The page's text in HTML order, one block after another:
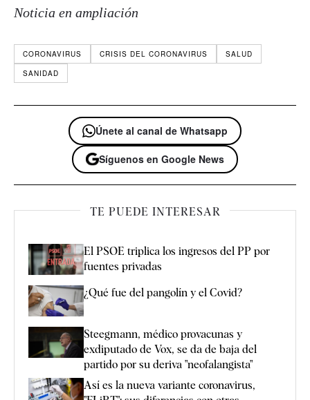
Noticia en ampliación
CORONAVIRUS CRISIS DEL CORONAVIRUS
SALUD
SANIDAD
Únete al canal de Whatsapp
Síguenos en Google News
TE PUEDE INTERESAR
El PSOE triplica los ingresos del PP por
fuentes privadas
¿Qué fue del pangolín y el Covid?
Steegmann, médico provacunas y
exdiputado de Vox, se da de baja del
partido por su deriva "neofalangista"
Así es la nueva variante coronavirus,